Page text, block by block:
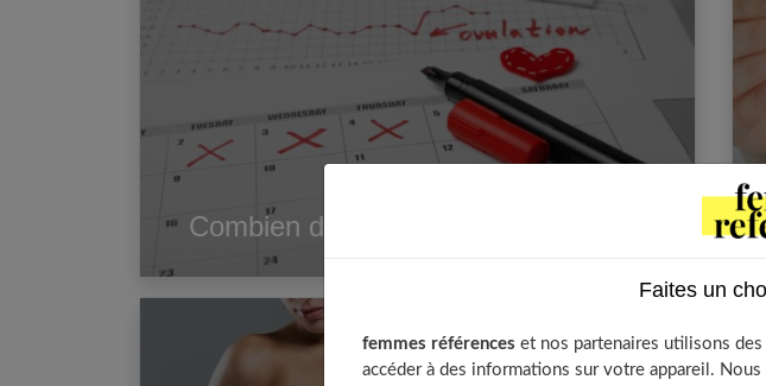
Combien de temps dure l’ovulation ?
Faites un
femmes références et nos partenaires utilisons
accéder à des informations sur votre appareil.